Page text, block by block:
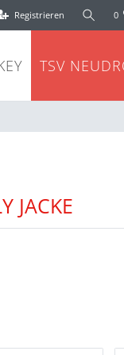
Registrieren 0
TSV
JACKE